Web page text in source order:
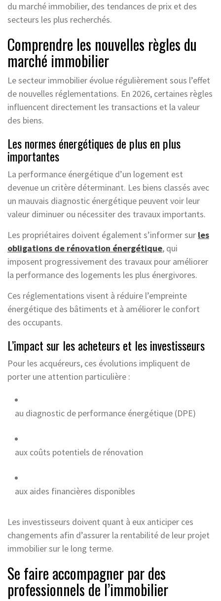
du marché immobilier, des tendances de prix et des
secteurs les plus recherchés.
Comprendre les nouvelles règles du
marché immobilier
Le secteur immobilier évolue régulièrement sous l’effet
de nouvelles réglementations. En 2026, certaines règles
influencent directement les transactions et la valeur
des biens.
Les normes énergétiques de plus en plus
importantes
La performance énergétique d’un logement est
devenue un critère déterminant. Les biens classés avec
un mauvais diagnostic énergétique peuvent voir leur
valeur diminuer ou nécessiter des travaux importants.
Les propriétaires doivent également s’informer sur les
obligations de rénovation énergétique, qui
imposent progressivement des travaux pour améliorer
la performance des logements les plus énergivores.
Ces réglementations visent à réduire l’empreinte
énergétique des bâtiments et à améliorer le confort
des occupants.
L’impact sur les acheteurs et les investisseurs
Pour les acquéreurs, ces évolutions impliquent de
porter une attention particulière :
au diagnostic de performance énergétique (DPE)
aux coûts potentiels de rénovation
aux aides financières disponibles
Les investisseurs doivent quant à eux anticiper ces
changements afin d’assurer la rentabilité de leur projet
immobilier sur le long terme.
Se faire accompagner par des
professionnels de l’immobilier